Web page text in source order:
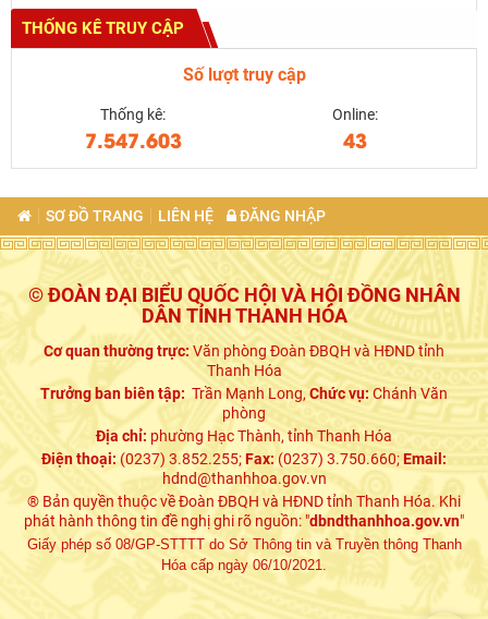
THỐNG KÊ TRUY CẬP
Số lượt truy cập
Thống kê:
7.547.603
Online:
43
SƠ ĐỒ TRANG LIÊN HỆ ĐĂNG NHẬP
© ĐOÀN ĐẠI BIỂU QUỐC HỘI VÀ HỘI ĐỒNG NHÂN
DÂN TỈNH THANH HÓA
Cơ quan thường trực:Văn phòng Đoàn ĐBQH và HĐND tỉnh
Thanh Hóa
Trưởng ban biên tập: Trần Mạnh Long,Chức vụ:Chánh Văn
phòng
Địa chỉ: phường Hạc Thành, tỉnh Thanh Hóa
Điện thoại: (0237) 3.852.255;Fax:(0237) 3.750.660;Email:
hdnd@thanhhoa.gov.vn
® Bản quyền thuộc về Đoàn ĐBQH và HĐND tỉnh Thanh Hóa. Khi
phát hành thông tin đề nghị ghi rõ nguồn: "dbndthanhhoa.gov.vn"
Giấy phép số 08/GP-STTTT do Sở Thông tin và Truyền thông Thanh
Hóa cấp ngày 06/10/2021.